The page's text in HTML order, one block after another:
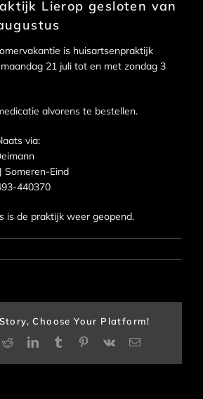
Lierop gesloten van
is huisartsenpraktijk
21 juli tot en met zondag 3
alvorens te bestellen.
via:
Someren-Eind
440370
is de praktijk weer geopend.
Choose Your Platform!
RedditLinkedInTumblrPinterest
Vk
E-